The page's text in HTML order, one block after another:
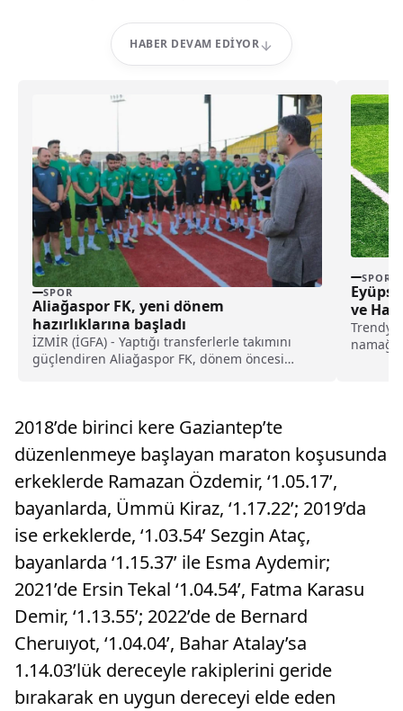
HABER DEVAM EDIYOR
SPOR
Aliağaspor FK, yeni dönem
hazırlıklarına başladı
İZMİR (İGFA) - Yaptığı transferlerle takımını
güçlendiren Aliağaspor FK, dönem öncesi
SPOR
ve
2018’de birinci kere Gaziantep’te
düzenlenmeye başlayan maraton koşusunda
erkeklerde Ramazan Özdemir, ‘1.05.17’,
bayanlarda, Ümmü Kiraz, ‘1.17.22’; 2019’da
ise erkeklerde, ‘1.03.54’ Sezgin Ataç,
bayanlarda ‘1.15.37’ ile Esma Aydemir;
2021’de Ersin Tekal ‘1.04.54’, Fatma Karasu
Demir, ‘1.13.55’; 2022’de de Bernard
Cheruıyot, ‘1.04.04’, Bahar Atalay’sa
1.14.03’lük dereceyle rakiplerini geride
bırakarak en uygun dereceyi elde eden